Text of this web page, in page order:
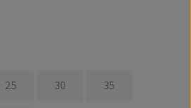
25 30 35